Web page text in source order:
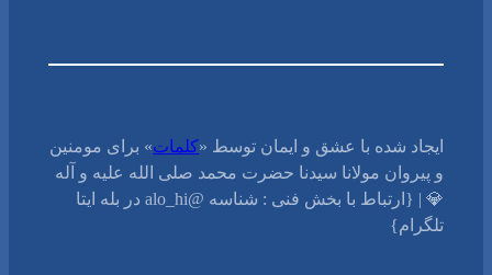
ایجاد شده با عشق و ایمان توسط «کلمات» برای مومنین
و پیروان مولانا سیدنا حضرت محمد صلی الله علیه و آله
💎 | {ارتباط با بخش فنی : شناسه @alo_hi در بله ایتا
تلگرام}